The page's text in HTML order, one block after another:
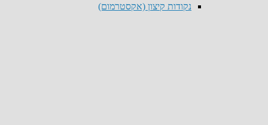
נקודות קיצון (אקסטרמום)